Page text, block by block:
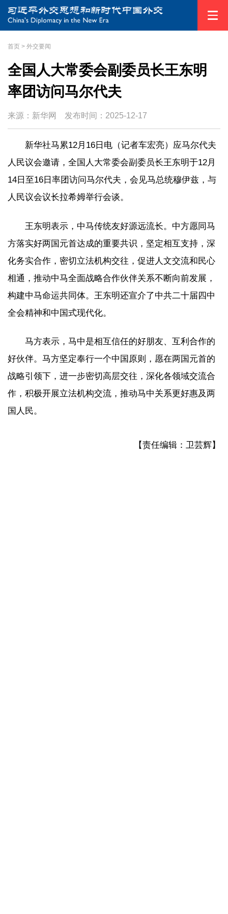
首页 > 外交要闻
全国人大常委会副委员长王东明
率团访问马尔代夫
来源：新华网 发布时间： 2025-12-17
新华社马累12月16日电（记者车宏亮）应马尔代夫
人民议会邀请，全国人大常委会副委员长王东明于12月
14日至16日率团访问马尔代夫，会见马总统穆伊兹，与
人民议会议长拉希姆举行会谈。
王东明表示，中马传统友好源远流长。中方愿同马
方落实好两国元首达成的重要共识，坚定相互支持，深
化务实合作，密切立法机构交往，促进人文交流和民心
相通，推动中马全面战略合作伙伴关系不断向前发展，
构建中马命运共同体。王东明还宣介了中共二十届四中
全会精神和中国式现代化。
马方表示，马中是相互信任的好朋友、互利合作的
好伙伴。马方坚定奉行一个中国原则，愿在两国元首的
战略引领下，进一步密切高层交往，深化各领域交流合
作，积极开展立法机构交流，推动马中关系更好惠及两
国人民。
【责任编辑：卫芸辉】